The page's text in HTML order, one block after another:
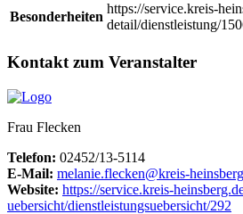
Besonderheiten
https://service.kreis-
detail/dienstleistung/
Kontakt zum Veranstalter
Frau Flecken
Telefon: 02452/13-5114
E-Mail: melanie.flecken@kreis-
Website: https://service.kreis-
uebersicht/dienstleistungsuebersicht/292